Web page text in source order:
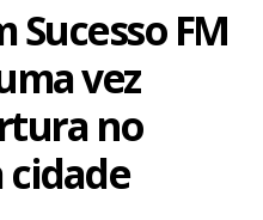
Sucesso FM
vez
no